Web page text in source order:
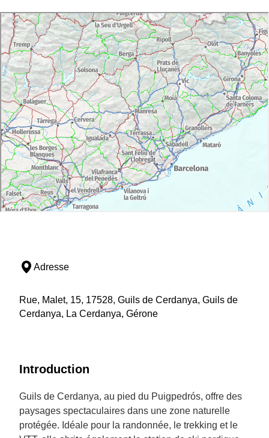
Adresse
Rue, Malet, 15, 17528, Guils de Cerdanya, Guils de
Cerdanya, La Cerdanya, Gérone
Introduction
Guils de Cerdanya, au pied du Puigpedrós, offre des
paysages spectaculaires dans une zone naturelle
protégée. Idéale pour la randonnée, le trekking et le